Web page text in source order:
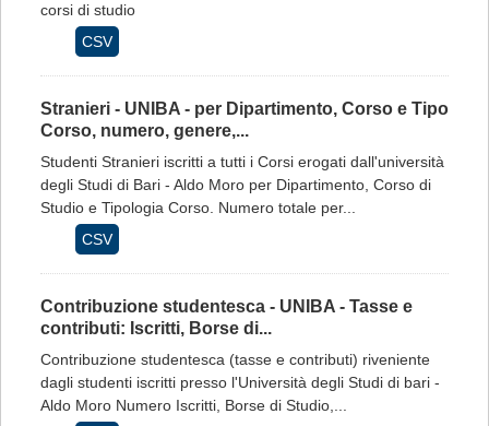
corsi di studio
CSV
Stranieri - UNIBA - per Dipartimento, Corso e Tipo
Corso, numero, genere,...
Studenti Stranieri iscritti a tutti i Corsi erogati dall'università
degli Studi di Bari - Aldo Moro per Dipartimento, Corso di
Studio e Tipologia Corso. Numero totale per...
CSV
Contribuzione studentesca - UNIBA - Tasse e
contributi: Iscritti, Borse di...
Contribuzione studentesca (tasse e contributi) riveniente
dagli studenti iscritti presso l'Università degli Studi di bari -
Aldo Moro Numero Iscritti, Borse di Studio,...